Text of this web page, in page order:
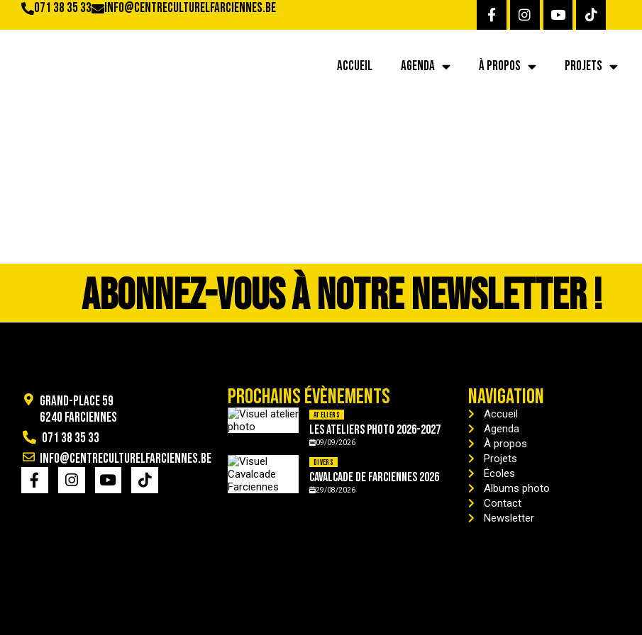
071 38 35 33 info@centreculturelfarciennes.be
ACCUEIL AGENDA À PROPOS PROJETS
ABONNEZ-VOUS À NOTRE NEWSLETTER !
Grand-Place 59
6240 Farciennes
071 38 35 33
info@centreculturelfarciennes.be
PROCHAINS ÉVÈNEMENTS
Ateliers
Les ateliers photo 2026-2027
09/09/2026
Divers
Cavalcade de Farciennes 2026
29/08/2026
NAVIGATION
Accueil
Agenda
À propos
Projets
Écoles
Albums photo
Contact
Newsletter